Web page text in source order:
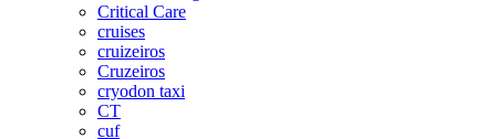
Critical Care
cruises
cruizeiros
Cruzeiros
cryodon taxi
CT
cuf